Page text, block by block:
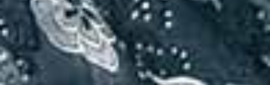
Nous contacter
06 45 63 22 53
contact@diredetoile.com
FRANÇOISE BARRET
Contes et spectacles